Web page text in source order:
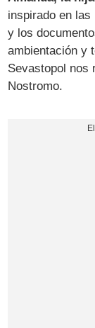
inspirado en
y los
ambientación y
Sevastopol nos
Nostromo.